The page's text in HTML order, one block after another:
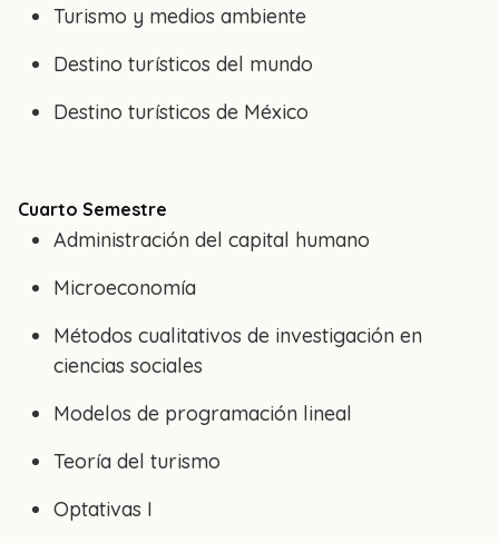
Turismo y medios ambiente
Destino turísticos del mundo
Destino turísticos de México
Cuarto Semestre
Administración del capital humano
Microeconomía
Métodos cualitativos de investigación en
ciencias sociales
Modelos de programación lineal
Teoría del turismo
Optativas I